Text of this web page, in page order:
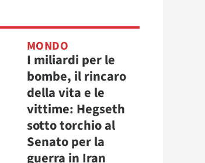
MONDO
I miliardi per le
bombe, il rincaro
della vita e le
vittime: Hegseth
sotto torchio al
Senato per la
guerra in Iran